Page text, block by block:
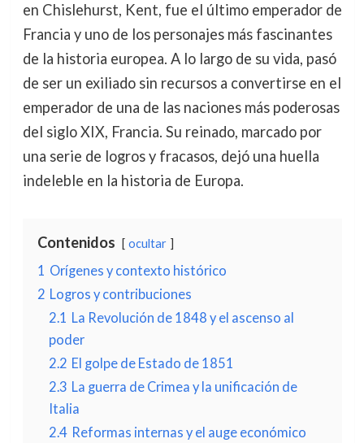
en Chislehurst, Kent, fue el último emperador de
Francia y uno de los personajes más fascinantes
de la historia europea. A lo largo de su vida, pasó
de ser un exiliado sin recursos a convertirse en el
emperador de una de las naciones más poderosas
del siglo XIX, Francia. Su reinado, marcado por
una serie de logros y fracasos, dejó una huella
indeleble en la historia de Europa.
Contenidos ocultar
1 Orígenes y contexto histórico
2 Logros y contribuciones
2.1 La Revolución de 1848 y el ascenso al
poder
2.2 El golpe de Estado de 1851
2.3 La guerra de Crimea y la unificación de
Italia
2.4 Reformas internas y el auge económico